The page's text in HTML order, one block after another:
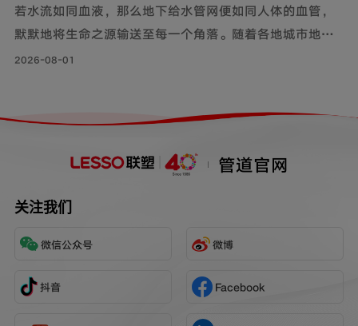
若水流如同血液，那么地下给水管网便如同人体的血管，
默默地将生命之源输送至每一个角落。随着各地城市地下
管网改造工程持续落地，老旧管线迭代升级，联塑给水用
系统的坚实保障。
2026-08-01
管道官网
关注我们
微信公众号 微博
抖音 Facebook